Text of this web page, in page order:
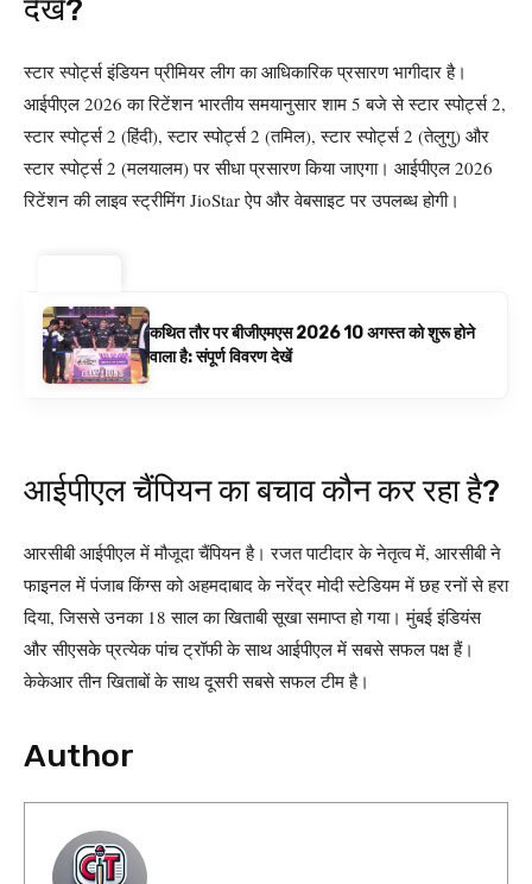
देखें?
स्टार स्पोर्ट्स इंडियन प्रीमियर लीग का आधिकारिक प्रसारण भागीदार है।
आईपीएल 2026 का रिटेंशन भारतीय समयानुसार शाम 5 बजे से स्टार स्पोर्ट्स 2,
स्टार स्पोर्ट्स 2 (हिंदी), स्टार स्पोर्ट्स 2 (तमिल), स्टार स्पोर्ट्स 2 (तेलुगु) और
स्टार स्पोर्ट्स 2 (मलयालम) पर सीधा प्रसारण किया जाएगा। आईपीएल 2026
रिटेंशन की लाइव स्ट्रीमिंग JioStar ऐप और वेबसाइट पर उपलब्ध होगी।
कथित तौर पर बीजीएमएस 2026 10 अगस्त को शुरू होने
वाला है: संपूर्ण विवरण देखें
आईपीएल चैंपियन का बचाव कौन कर रहा है?
आरसीबी आईपीएल में मौजूदा चैंपियन है। रजत पाटीदार के नेतृत्व में, आरसीबी ने
फाइनल में पंजाब किंग्स को अहमदाबाद के नरेंद्र मोदी स्टेडियम में छह रनों से हरा
दिया, जिससे उनका 18 साल का खिताबी सूखा समाप्त हो गया। मुंबई इंडियंस
और सीएसके प्रत्येक पांच ट्रॉफी के साथ आईपीएल में सबसे सफल पक्ष हैं।
केकेआर तीन खिताबों के साथ दूसरी सबसे सफल टीम है।
Author